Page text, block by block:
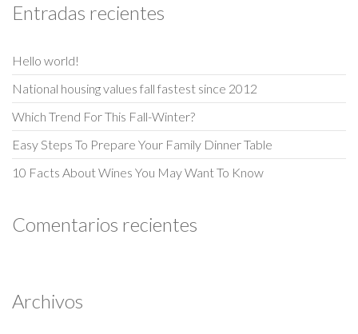
Entradas recientes
Hello world!
National housing values fall fastest since 2012
Which Trend For This Fall-Winter?
Easy Steps To Prepare Your Family Dinner Table
10 Facts About Wines You May Want To Know
Comentarios recientes
Archivos